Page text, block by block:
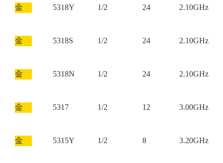
金 5318Y 1/2 24 2.10GHz
金 5318S 1/2 24 2.10GHz
金 5318N 1/2 24 2.10GHz
金 5317 1/2 12 3.00GHz
金 5315Y 1/2 8 3.20GHz